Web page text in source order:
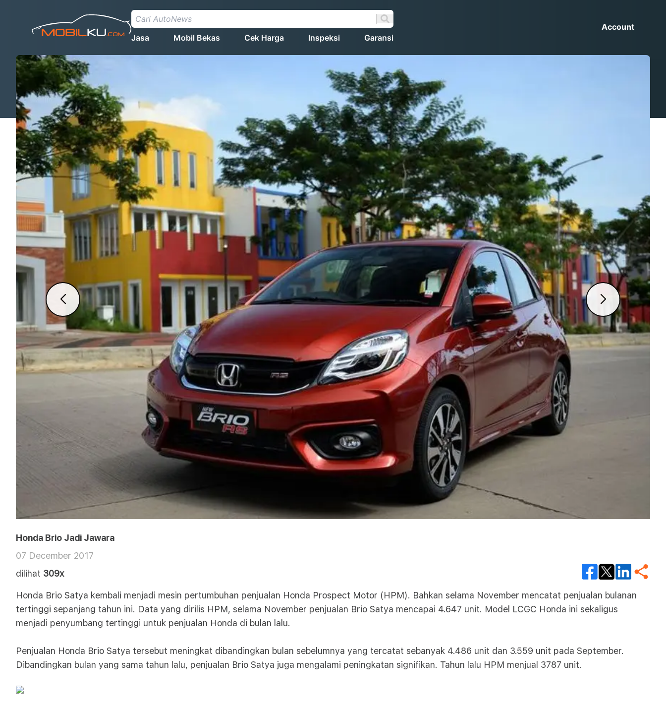
Jasa Mobil Bekas Cek Harga Inspeksi Garansi
Account
Honda Brio Jadi Jawara
07 December 2017
dilihat 309x
Honda Brio Satya kembali menjadi mesin pertumbuhan penjualan Honda Prospect Motor (HPM). Bahkan selama November mencatat penjualan bulanan
tertinggi sepanjang tahun ini. Data yang dirilis HPM, selama November penjualan Brio Satya mencapai 4.647 unit. Model LCGC Honda ini sekaligus
menjadi penyumbang tertinggi untuk penjualan Honda di bulan lalu.
Penjualan Honda Brio Satya tersebut meningkat dibandingkan bulan sebelumnya yang tercatat sebanyak 4.486 unit dan 3.559 unit pada September.
Dibandingkan bulan yang sama tahun lalu, penjualan Brio Satya juga mengalami peningkatan signifikan. Tahun lalu HPM menjual 3787 unit.